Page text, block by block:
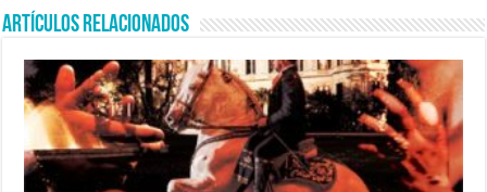
Artículos relacionados